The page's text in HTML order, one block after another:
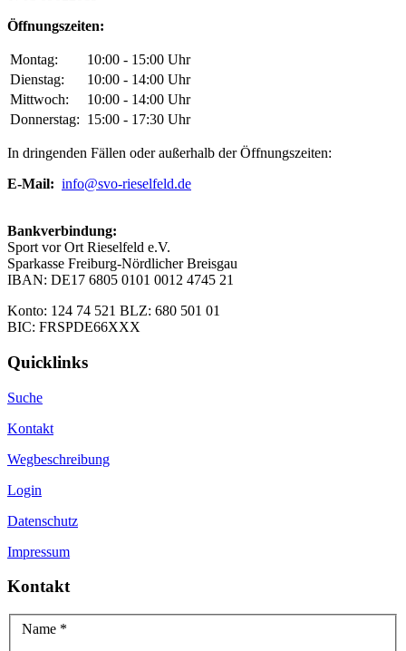
Öffnungszeiten:
Montag:
10:00 - 15:00 Uhr
Dienstag:
10:00 - 14:00 Uhr
Mittwoch:
10:00 - 14:00 Uhr
Donnerstag: 15:00 - 17:30 Uhr
In dringenden Fällen oder außerhalb der Öffnungszeiten:
E-Mail: info@svo-rieselfeld.de
Bankverbindung:
Sport vor Ort Rieselfeld e.V.
Sparkasse Freiburg-Nördlicher Breisgau
IBAN: DE17 6805 0101 0012 4745 21
Konto: 124 74 521 BLZ: 680 501 01
BIC: FRSPDE66XXX
Quicklinks
Suche
Kontakt
Wegbeschreibung
Login
Datenschutz
Impressum
Kontakt
Name *